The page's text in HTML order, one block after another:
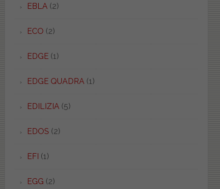
EBLA (2)
ECO (2)
EDGE(1)
EDGE QUADRA (1)
EDILIZIA (5)
EDOS (2)
EFI (1)
EGG (2)